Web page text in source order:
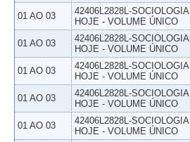
01 AO 03
42406L2828L-SOCIOLOGIA
HOJE - VOLUME ÚNICO
01 AO 03
42406L2828L-SOCIOLOGIA
HOJE - VOLUME ÚNICO
01 AO 03
42406L2828L-SOCIOLOGIA
HOJE - VOLUME ÚNICO
01 AO 03
42406L2828L-SOCIOLOGIA
HOJE - VOLUME ÚNICO
01 AO 03
42406L2828L-SOCIOLOGIA
HOJE - VOLUME ÚNICO